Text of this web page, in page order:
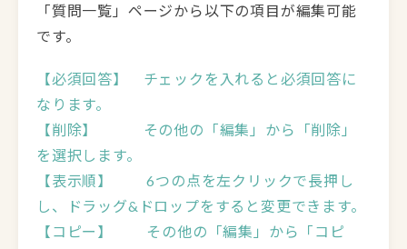
「質問一覧」ページから以下の項目が編集可能
です。
【必須回答】 チェックを入れると必須回答に
なります。
【削除】 その他の「編集」から「削除」
を選択します。
【表示順】 6つの点を左クリックで長押し
し、ドラッグ&ドロップをすると変更できます。
【コピー】 その他の「編集」から「コピ